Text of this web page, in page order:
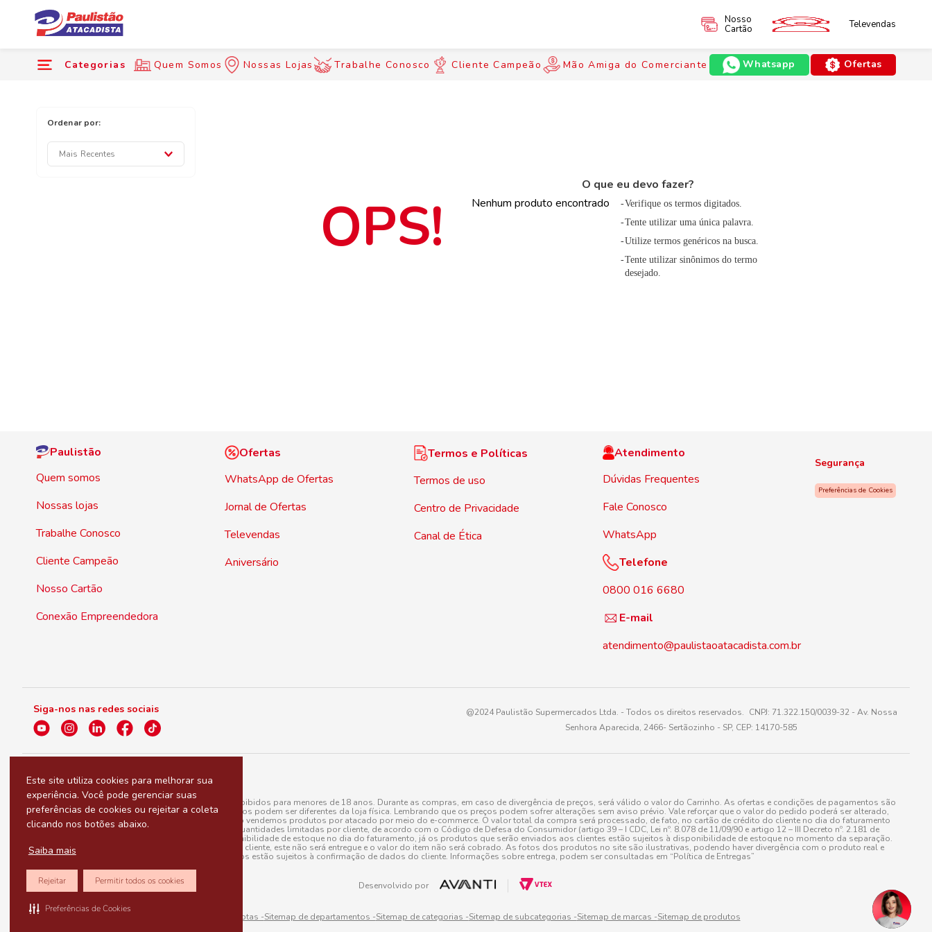
Este site utiliza cookies para melhorar sua
experiência. Você pode gerenciar suas
preferências de cookies ou rejeitar a coleta
clicando nos botões abaixo.
Saiba mais
Rejeitar Permitir todos os cookies
Preferências de Cookies
Nosso
Cartão Televendas
Categorias Quem Somos Nossas Lojas Trabalhe Conosco Cliente Campeão Mão Amiga do Comerciante Whatsapp Ofertas
Mais Recentes
Nenhum produto encontrado
O que eu devo fazer?
Verifique os termos digitados.
Tente utilizar uma única palavra.
Utilize termos genéricos na busca.
Tente utilizar sinônimos do termo
desejado.
Paulistão
Quem somos
Nossas lojas
Trabalhe Conosco
Cliente Campeão
Nosso Cartão
Conexão Empreendedora
Ofertas
WhatsApp de Ofertas
Jornal de Ofertas
Televendas
Aniversário
Termos e Políticas
Termos de uso
Centro de Privacidade
Canal de Ética
Atendimento
Dúvidas Frequentes
Fale Conosco
WhatsApp
Telefone
0800 016 6680
E-mail
atendimento@paulistaoatacadista.com.br
Segurança
Preferências de Cookies
Siga-nos nas redes sociais
@2024 Paulistão Supermercados Ltda. - Todos os direitos reservados. CNPJ: 71.322.150/0039-32 - Av. Nossa
Senhora Aparecida, 2466- Sertãozinho - SP, CEP: 14170-585
A venda e o consumo de bebidas alcoólicas são proibidos para menores de 18 anos. Durante as compras, em caso de divergência de preços, será válido o valor do Carrinho. As ofertas e condições de pagamentos são
válidas para a loja eletrônica, sendo que seus preços podem ser diferentes da loja física. Lembrando que os preços podem sofrer alterações sem aviso prévio. Vale reforçar que o valor do pedido poderá ser alterado,
para menos, por conta de produtos variáveis; e não vendemos produtos por atacado por meio do e-commerce. O valor total da compra será processado, de fato, no cartão de crédito do cliente no dia do faturamento
do pedido. Produtos em promoção possuem quantidades limitadas por cliente, de acordo com o Código de Defesa do Consumidor (artigo 39 – I CDC, Lei nº. 8.078 de 11/09/90 e artigo 12 – III Decreto nº. 2.181 de
20/03/97). A venda está diretamente ligada à disponibilidade de estoque no dia do faturamento, já os produtos que serão enviados aos clientes estão sujeitos à disponibilidade de estoque no momento da separação.
Caso algum produto venha a faltar no pedido do cliente, este não será entregue e o valor do item não será cobrado. As fotos dos produtos no site são ilustrativas, podendo haver divergência com o produto real e
todos os pedidos estão sujeitos à confirmação de dados do cliente. Informações sobre entrega, podem ser consultadas em “Política de Entregas”
Desenvolvido por
Sitemap de rotas -Sitemap de departamentos -Sitemap de categorias -Sitemap de subcategorias -Sitemap de marcas -Sitemap de produtos